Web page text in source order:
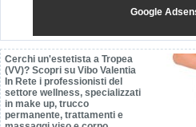
Google
Cerchi un'estetista a Tropea
(VV)? Scopri su Vibo Valentia
In Rete i professionisti del
settore wellness, specializzati
in make up, trucco
permanente, trattamenti e